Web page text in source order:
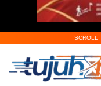
SCROLL